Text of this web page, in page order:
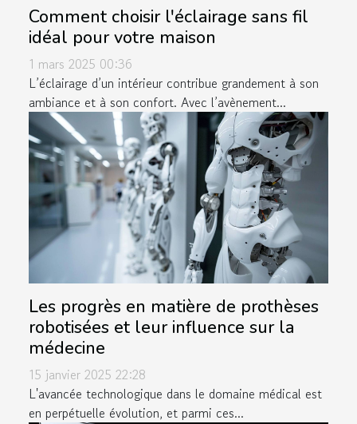
Comment choisir l'éclairage sans fil
idéal pour votre maison
1 mars 2025 00:36
L’éclairage d’un intérieur contribue grandement à son
ambiance et à son confort. Avec l’avènement...
Les progrès en matière de prothèses
robotisées et leur influence sur la
médecine
15 janvier 2025 22:28
L'avancée technologique dans le domaine médical est
en perpétuelle évolution, et parmi ces...